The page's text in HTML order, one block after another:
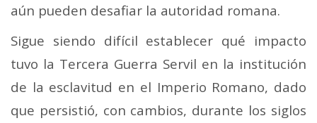
aún pueden desafiar la autoridad romana.
Sigue siendo difícil establecer qué impacto
tuvo la Tercera Guerra Servil en la institución
de la esclavitud en el Imperio Romano, dado
que persistió, con cambios, durante los siglos